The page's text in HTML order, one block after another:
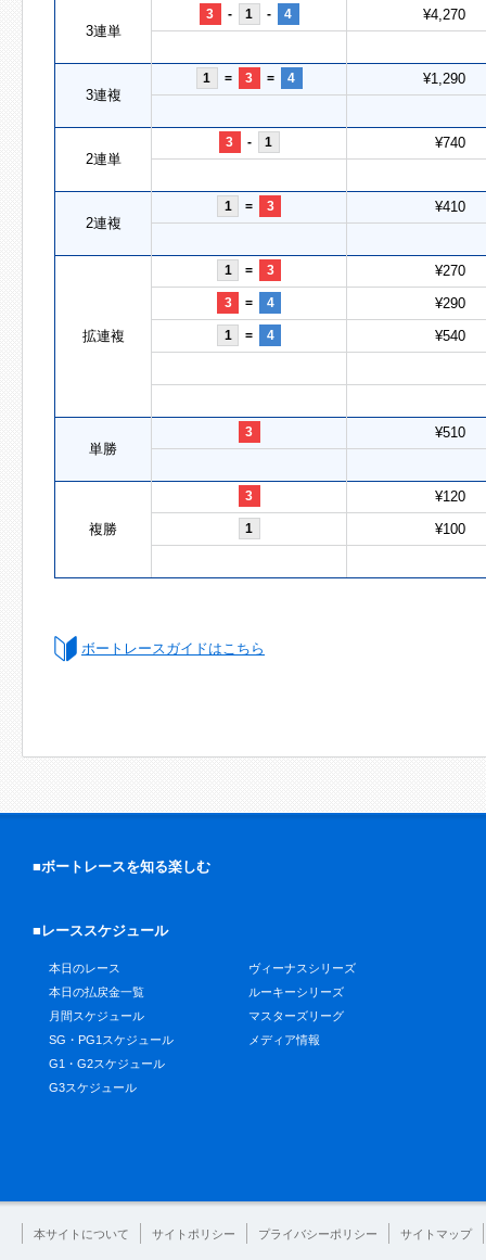
3連単
3 - 1 - 4 ¥4,270
3連複
1 = 3 = 4 ¥1,290
2連単
3 - 1 ¥740
2連複
1 = 3 ¥410
拡連複
1 = 3 ¥270
3 = 4 ¥290
1 = 4 ¥540
単勝
3 ¥510
複勝
3 ¥120
1 ¥100
ボートレースガイドはこちら
■ボートレースを知る楽しむ
■レーススケジュール
本日のレース
本日の払戻金一覧
月間スケジュール
SG・PG1スケジュール
G1・G2スケジュール
G3スケジュール
ヴィーナスシリーズ
ルーキーシリーズ
マスターズリーグ
メディア情報
本サイトについて サイトポリシー プライバシーポリシー サイトマップ